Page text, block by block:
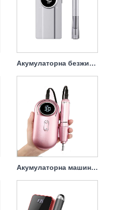
Акумулаторна безжична бормашина за нокти Мощна 45w 40000rpm